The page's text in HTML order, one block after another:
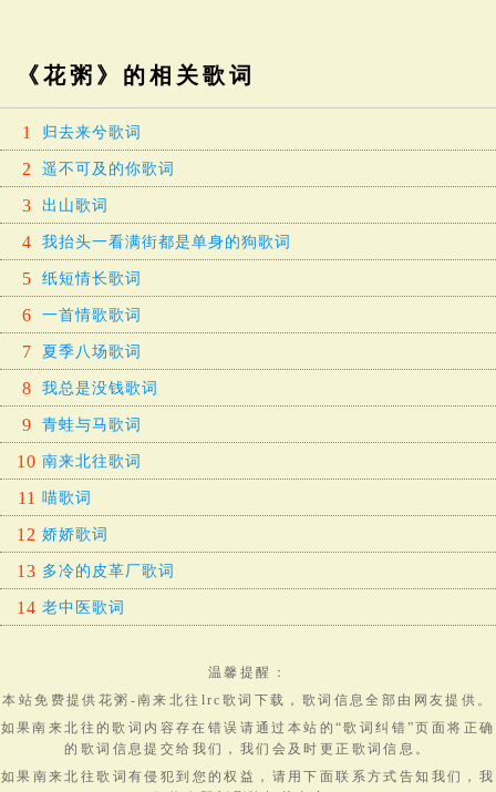
《花粥》的相关歌词
1 归去来兮歌词
2 遥不可及的你歌词
3 出山歌词
4 我抬头一看满街都是单身的狗歌词
5 纸短情长歌词
6 一首情歌歌词
7 夏季八场歌词
8 我总是没钱歌词
9 青蛙与马歌词
10 南来北往歌词
11 喵歌词
12 娇娇歌词
13 多冷的皮革厂歌词
14 老中医歌词
温馨提醒：
本站免费提供 花粥-南来北往lrc歌词下载 ， 歌词 信息全部由网友提供。
如果南来北往的歌词内容存在错误请通过本站的“歌词纠错”页面将正确
的歌词信息提交给我们，我们会及时更正歌词信息。
如果南来北往歌词有侵犯到您的权益，请用下面联系方式告知我们，我